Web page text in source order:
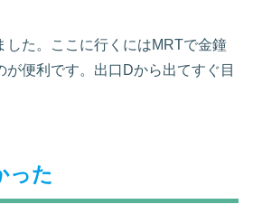
した。ここに行くにはMRTで金鐘
が便利です。出口Dから出てすぐ目
った